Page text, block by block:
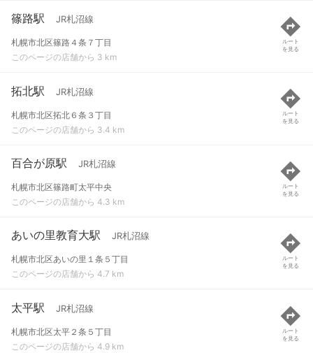
篠路駅 JR札沼線
札幌市北区篠路４条７丁目
このページの店舗から 3 km
ルート
を見る
拓北駅 JR札沼線
札幌市北区拓北６条３丁目
このページの店舗から 3.4 km
ルート
を見る
百合が原駅 JR札沼線
札幌市北区篠路町太平中央
このページの店舗から 4.3 km
ルート
を見る
あいの里教育大駅 JR札沼線
札幌市北区あいの里１条５丁目
このページの店舗から 4.7 km
ルート
を見る
太平駅 JR札沼線
札幌市北区太平２条５丁目
このページの店舗から 4.9 km
ルート
を見る